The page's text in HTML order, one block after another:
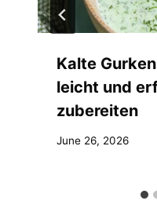
Kalte
leicht und
zubereiten
June 26, 2026